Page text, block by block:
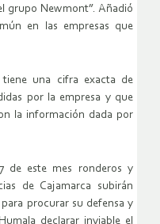
grupo Newmont”. Añadió
en las empresas que
una cifra exacta de
por la empresa y que
la información dada por
de este mes ronderos y
de Cajamarca subirán
procurar su defensa y
declarar inviable el